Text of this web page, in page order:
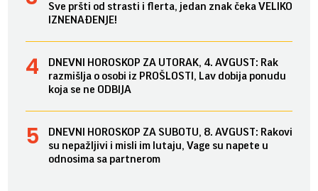
Sve pršti od strasti i flerta, jedan znak čeka VELIKO
IZNENAĐENJE!
DNEVNI HOROSKOP ZA UTORAK, 4. AVGUST: Rak
razmišlja o osobi iz PROŠLOSTI, Lav dobija ponudu
koja se ne ODBIJA
DNEVNI HOROSKOP ZA SUBOTU, 8. AVGUST: Rakovi
su nepažljivi i misli im lutaju, Vage su napete u
odnosima sa partnerom